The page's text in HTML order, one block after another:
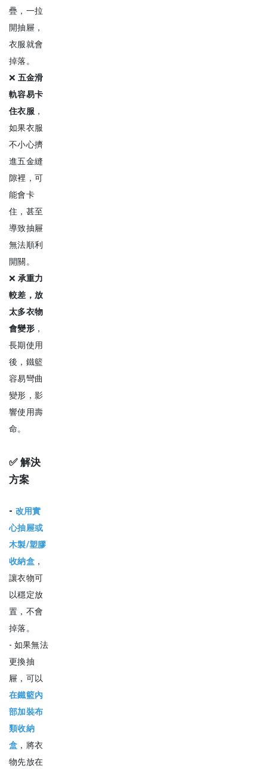
疊，一拉
開抽屜，
衣服就會
掉落。
❌ 五金滑
軌容易卡
住衣服 ，
如果衣服
不小心擠
進五金縫
隙裡，可
能會卡
住，甚至
導致抽屜
無法順利
開關。
❌ 承重力
較差，放
太多衣物
會變形 ，
長期使用
後，鐵籃
容易彎曲
變形，影
響使用壽
命。
✅ 解決
方案
- 改用實
心抽屜或
木製/塑膠
收納盒 ，
讓衣物可
以穩定放
置，不會
掉落。
- 如果無法
更換抽
屜，可以
在鐵籃內
部加裝布
類收納
盒 ，將衣
物先放在